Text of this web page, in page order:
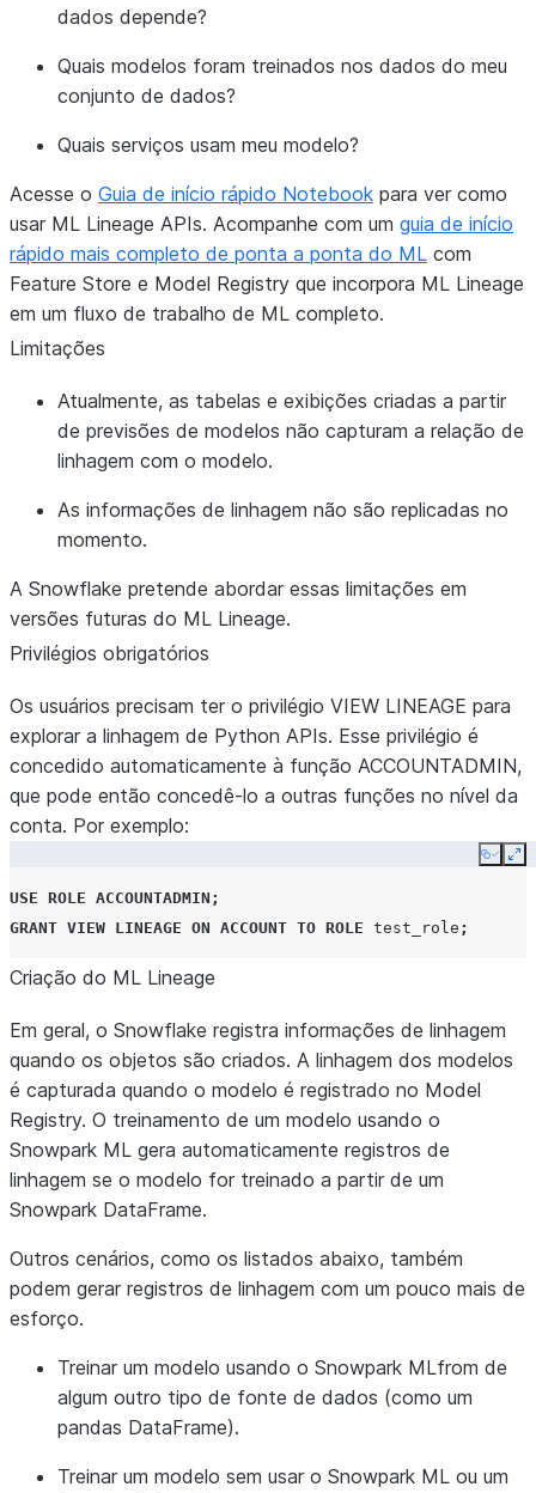
dados depende?
Quais modelos foram treinados nos dados do meu
conjunto de dados?
Quais serviços usam meu modelo?
Acesse o Guia de início rápido Notebook para ver como
usar ML Lineage APIs. Acompanhe com um guia de início
rápido mais completo de ponta a ponta do ML com
Feature Store e Model Registry que incorpora ML Lineage
em um fluxo de trabalho de ML completo.
Limitações
Atualmente, as tabelas e exibições criadas a partir
de previsões de modelos não capturam a relação de
linhagem com o modelo.
As informações de linhagem não são replicadas no
momento.
A Snowflake pretende abordar essas limitações em
versões futuras do ML Lineage.
Privilégios obrigatórios
Os usuários precisam ter o privilégio VIEW LINEAGE para
explorar a linhagem de Python APIs. Esse privilégio é
concedido automaticamente à função ACCOUNTADMIN,
que pode então concedê-lo a outras funções no nível da
conta. Por exemplo:
Copy
USE ROLE ACCOUNTADMIN ;
GRANT VIEW LINEAGE ON ACCOUNT TO ROLE test_role ;
Criação do ML Lineage
Em geral, o Snowflake registra informações de linhagem
quando os objetos são criados. A linhagem dos modelos
é capturada quando o modelo é registrado no Model
Registry. O treinamento de um modelo usando o
Snowpark ML gera automaticamente registros de
linhagem se o modelo for treinado a partir de um
Snowpark DataFrame.
Outros cenários, como os listados abaixo, também
podem gerar registros de linhagem com um pouco mais de
esforço.
Treinar um modelo usando o Snowpark MLfrom de
algum outro tipo de fonte de dados (como um
pandas DataFrame).
Treinar um modelo sem usar o Snowpark ML ou um